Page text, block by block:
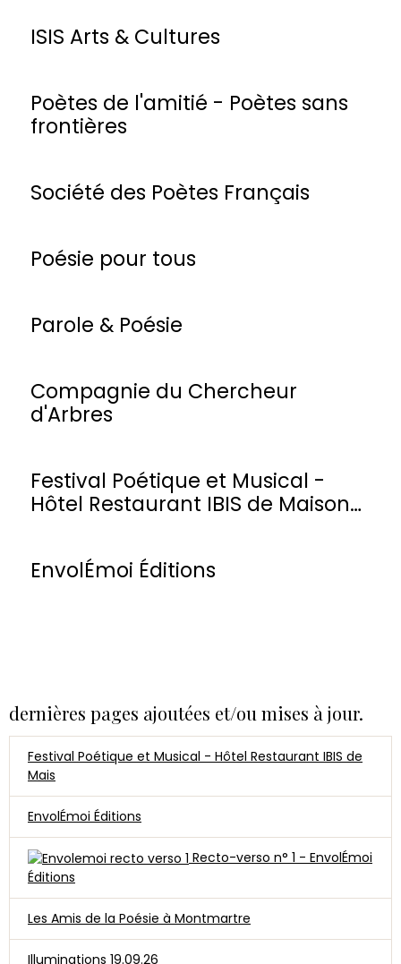
ISIS Arts & Cultures
Poètes de l'amitié - Poètes sans
frontières
Société des Poètes Français
Poésie pour tous
Parole & Poésie
Compagnie du Chercheur
d'Arbres
Festival Poétique et Musical -
Hôtel Restaurant IBIS de Maisons-
EnvolÉmoi Éditions
dernières pages ajoutées et/ou mises à jour.
Festival Poétique et Musical - Hôtel Restaurant IBIS de
Mais
EnvolÉmoi Éditions
Recto-verso n° 1 - EnvolÉmoi
Éditions
Les Amis de la Poésie à Montmartre
Illuminations 19.09.26